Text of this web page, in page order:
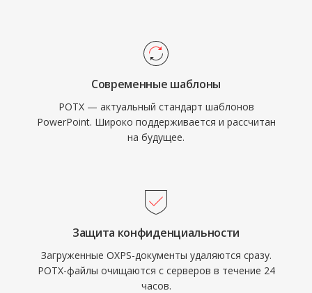
Современные шаблоны
POTX — актуальный стандарт шаблонов
PowerPoint. Широко поддерживается и рассчитан
на будущее.
Защита конфиденциальности
Загруженные OXPS-документы удаляются сразу.
POTX-файлы очищаются с серверов в течение 24
часов.